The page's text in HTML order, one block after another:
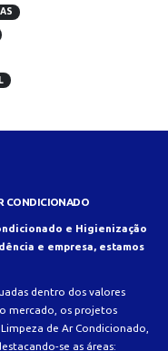
CONDICIONADO
e Higienização
e empresa, estamos
dentro dos valores
mercado, os projetos
de Ar Condicionado,
se as áreas: